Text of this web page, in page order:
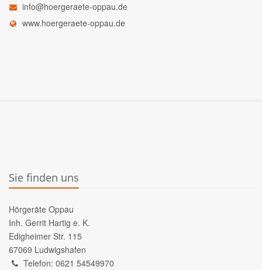
info@hoergeraete-oppau.de
www.hoergeraete-oppau.de
Sie finden uns
Hörgeräte Oppau
Inh. Gerrit Hartig e. K.
Edigheimer Str. 115
67069 Ludwigshafen
Telefon: 0621 54549970